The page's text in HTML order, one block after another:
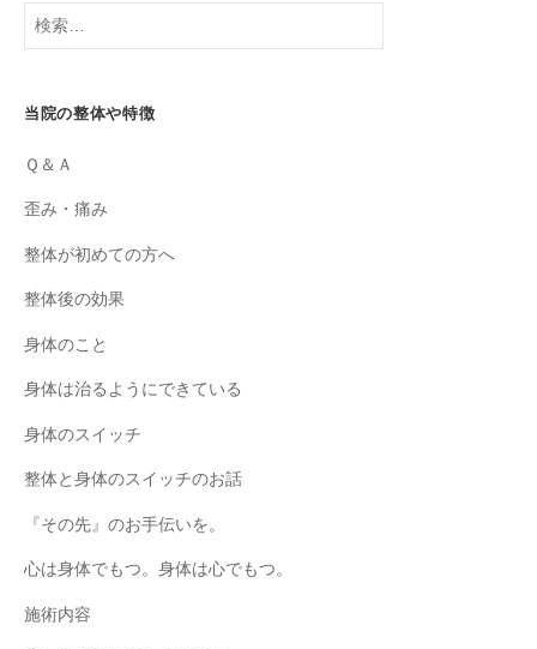
検
索:
当院の整体や特徴
Ｑ＆Ａ
歪み・痛み
整体が初めての方へ
整体後の効果
身体のこと
身体は治るようにできている
身体のスイッチ
整体と身体のスイッチのお話
『その先』のお手伝いを。
心は身体でもつ。身体は心でもつ。
施術内容